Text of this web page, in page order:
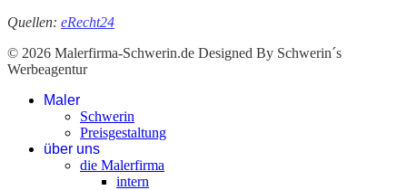
Quellen: eRecht24
© 2026 Malerfirma-Schwerin.de Designed By Schwerin´s
Werbeagentur
Maler
Schwerin
Preisgestaltung
über uns
die Malerfirma
intern